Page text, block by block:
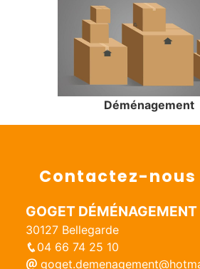
Déménagement
Contactez-nous
GOGET DÉMÉNAGEMENT
30127 Bellegarde
04 66 74 25 10